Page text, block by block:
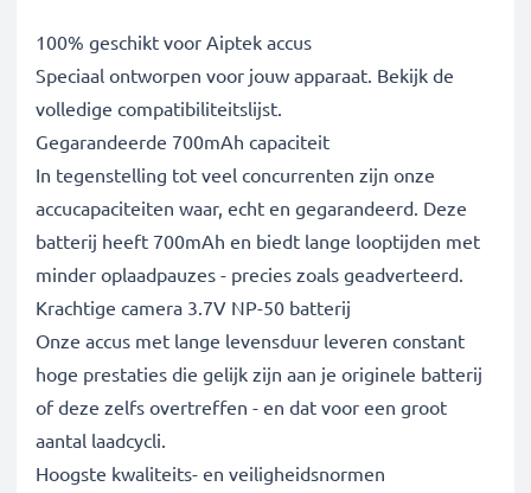
100% geschikt voor Aiptek accus
Speciaal ontworpen voor jouw apparaat. Bekijk de
volledige compatibiliteitslijst.
Gegarandeerde 700mAh capaciteit
In tegenstelling tot veel concurrenten zijn onze
accucapaciteiten waar, echt en gegarandeerd. Deze
batterij heeft 700mAh en biedt lange looptijden met
minder oplaadpauzes - precies zoals geadverteerd.
Krachtige camera 3.7V NP-50 batterij
Onze accus met lange levensduur leveren constant
hoge prestaties die gelijk zijn aan je originele batterij
of deze zelfs overtreffen - en dat voor een groot
aantal laadcycli.
Hoogste kwaliteits- en veiligheidsnormen